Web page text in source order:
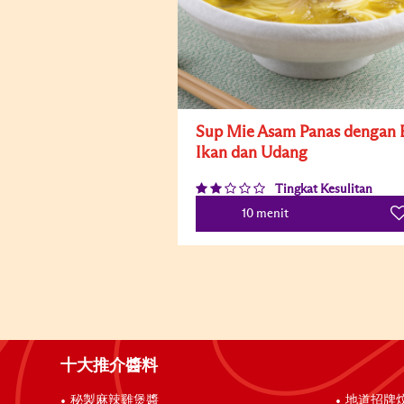
Sup Mie Asam Panas dengan
Ikan dan Udang
Tingkat Kesulitan
10 menit
十大推介醬料
秘製麻辣雞煲醬 地道招牌